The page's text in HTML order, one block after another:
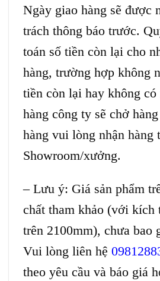
Ngày giao hàng sẽ được
trách thông báo trước.
toán số tiền còn lại cho
hàng, trường hợp không
tiền còn lại hay không
hàng công ty sẽ chở
hàng vui lòng nhận hàng
Showroom/xưởng.
– Lưu ý: Giá sản phẩm
chất tham khảo (với kích
trên 2100mm), chưa bao
Vui lòng liên hệ
theo yêu cầu và báo giá